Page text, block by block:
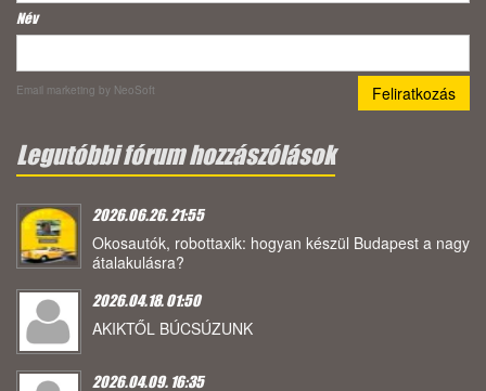
Név
Email marketing by NeoSoft
Legutóbbi fórum hozzászólások
2026.06.26. 21:55
Okosautók, robottaxik: hogyan készül Budapest a nagy
átalakulásra?
2026.04.18. 01:50
AKIKTŐL BÚCSÚZUNK
2026.04.09. 16:35